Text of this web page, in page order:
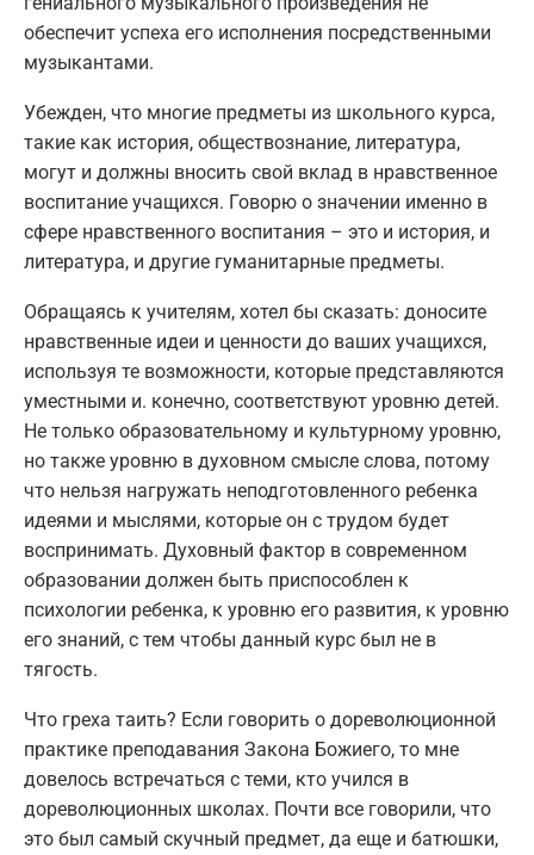
обеспечит успеха его исполнения посредственными
музыкантами.
Убежден, что многие предметы из школьного курса,
такие как история, обществознание, литература,
могут и должны вносить свой вклад в нравственное
воспитание учащихся. Говорю о значении именно в
сфере нравственного воспитания – это и история, и
литература, и другие гуманитарные предметы.
Обращаясь к учителям, хотел бы сказать: доносите
нравственные идеи и ценности до ваших учащихся,
используя те возможности, которые представляются
уместными и. конечно, соответствуют уровню детей.
Не только образовательному и культурному уровню,
но также уровню в духовном смысле слова, потому
что нельзя нагружать неподготовленного ребенка
идеями и мыслями, которые он с трудом будет
воспринимать. Духовный фактор в современном
образовании должен быть приспособлен к
психологии ребенка, к уровню его развития, к уровню
его знаний, с тем чтобы данный курс был не в
тягость.
Что греха таить? Если говорить о дореволюционной
практике преподавания Закона Божиего, то мне
довелось встречаться с теми, кто учился в
дореволюционных школах. Почти все говорили, что
это был самый скучный предмет, да еще и батюшки,